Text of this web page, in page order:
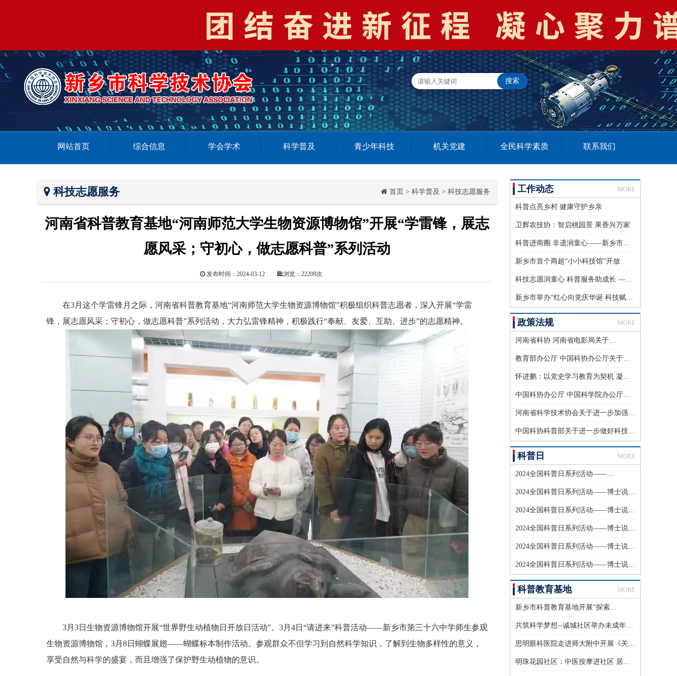
网站首页 综合信息 学会学术 科学普及 青少年科技 机关党建 全民科学素质 联系我们
工作动态 MORE
科普点亮乡村 健康守护乡亲
卫辉农技协：智启桃园景 果香兴万家
科普进商圈 非遗润童心——新乡市第二家商超“小小科技馆”开放
新乡市首个商超“小小科技馆”开放
科技志愿润童心 科普服务助成长 ——新乡市科协开展大学生暑期科技志愿服务活动
新乡市举办“红心向党庆华诞 科技赋能筑平安”反邪教科普宣传进公园主题活动
政策法规 MORE
河南省科协 河南省电影局关于开展公益科普进影院活动的通知
教育部办公厅 中国科协办公厅关于利用科普资源助推“双减”工作的通知
怀进鹏：以党史学习教育为契机 凝聚众心向党、自立自强的科技力量
中国科协办公厅 中国科学院办公厅关于印发《2021年度科普中国创作指南》的通知
河南省科学技术协会关于进一步加强河南省科技志愿者队伍建设的通知
中国科协科普部关于进一步做好科技志愿服务有关工作的通知
科普日 MORE
2024全国科普日系列活动——博士说科普（六）
2024全国科普日系列活动——博士说科普（五）
2024全国科普日系列活动——博士说科普（四）
2024全国科普日系列活动——博士说科普（三）
2024全国科普日系列活动——博士说科普（二）
2024全国科普日系列活动——博士说科普（一）
科普教育基地 MORE
新乡市科普教育基地开展“探索大脑奥秘，共度情绪成长之旅”
共筑科学梦想--诚城社区举办未成年人科普读物赠送活动
思明眼科医院走进师大附中开展《关注眼健康，共享清晰“视”界》青少年近视防控讲座
明珠花园社区：中医按摩进社区 居民喜爱受益深
科技志愿服务 首页 > 科学普及 > 科技志愿服务
河南省科普教育基地“河南师范大学生物资源博物馆”开展“学雷锋，展志
愿风采；守初心，做志愿科普”系列活动
发布时间：2024-03-12 浏览：22209次
在3月这个学雷锋月之际，河南省科普教育基地“河南师范大学生物资源博物馆”积极组织科普志愿者，深入开展“学雷
锋，展志愿风采；守初心，做志愿科普”系列活动，大力弘雷锋精神，积极践行“奉献、友爱、互助、进步”的志愿精神。
3月3日生物资源博物馆开展“世界野生动植物日开放日活动”。3月4日“请进来”科普活动——新乡市第三十六中学师生参观
生物资源博物馆，3月8日蝴蝶展翅——蝴蝶标本制作活动。参观群众不但学习到自然科学知识，了解到生物多样性的意义，
享受自然与科学的盛宴，而且增强了保护野生动植物的意识。